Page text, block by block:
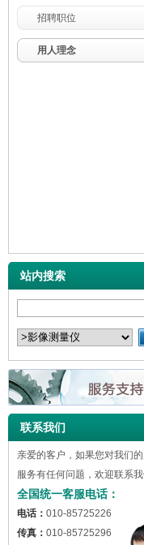
招聘职位
用人理念
站内搜索
联系我们
亲爱的客户，如果您对我们
服务有任何问题，欢迎联系我
全国统一客服电话：
电话： 010-85725226
传真： 010-85725296